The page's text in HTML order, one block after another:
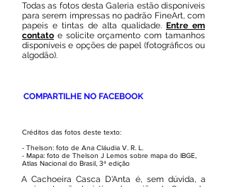
Todas as fotos desta Galeria estão disponíveis
para serem impressas no padrão FineArt, com
papeis e tintas de alta qualidade. Entre em
contato e solicite orçamento com tamanhos
disponíveis e opções de papel (fotográficos ou
algodão).
COMPARTILHE NO FACEBOOK
Créditos das fotos deste texto:
- Thelson: foto de Ana Cláudia V. R. L.
- Mapa: foto de Thelson J Lemos sobre mapa do IBGE,
Atlas Nacional do Brasil, 3ª edição
A Cachoeira Casca D'Anta é, sem dúvida, a